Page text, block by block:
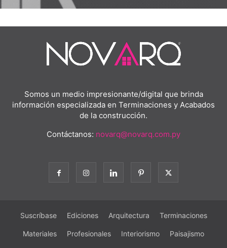
Somos un medio impresionante/digital que brinda
información especializada en Terminaciones y Acabados
de la construcción.
Contáctanos: novarq@novarq.com.py
Suscríbase Ediciones Arquitectura Terminaciones
Materiales Profesionales Interiorismo Paisajismo